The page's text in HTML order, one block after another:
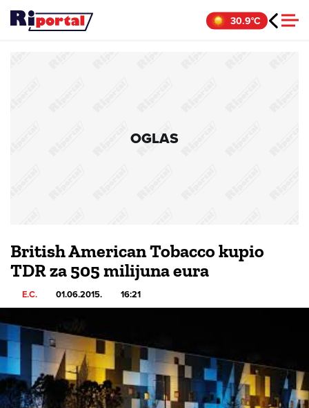
Skip
30.9°C
OGLAS
British American Tobacco kupio
TDR za 505 milijuna eura
E.C. 01.06.2015. 16:21